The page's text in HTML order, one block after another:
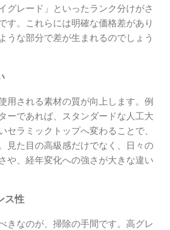
グレード」といったランク分けがさ
す。これらには明確な価格差があり
うな部分で差が生まれるのでしょう
用される素材の質が向上します。例
ーであれば、スタンダードな人工大
セラミックトップへ変わることで、
見た目の高級感だけでなく、日々の
や、経年変化への強さが大きな違い
ス性
きなのが、掃除の手間です。高グレ